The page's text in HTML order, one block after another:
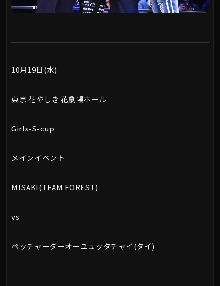
10月19日(水)
東京 花やしき 花劇場ホール
Girls-S-cup
メインイベント
MISAKI(TEAM FOREST)
vs
ペッチャーダーオーユュッタチャイ(タイ)